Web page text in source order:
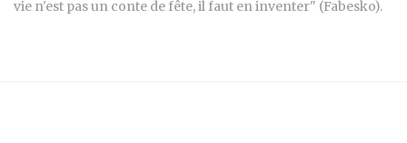
vie n'est pas un conte de fête, il faut en inventer" (Fabesko).